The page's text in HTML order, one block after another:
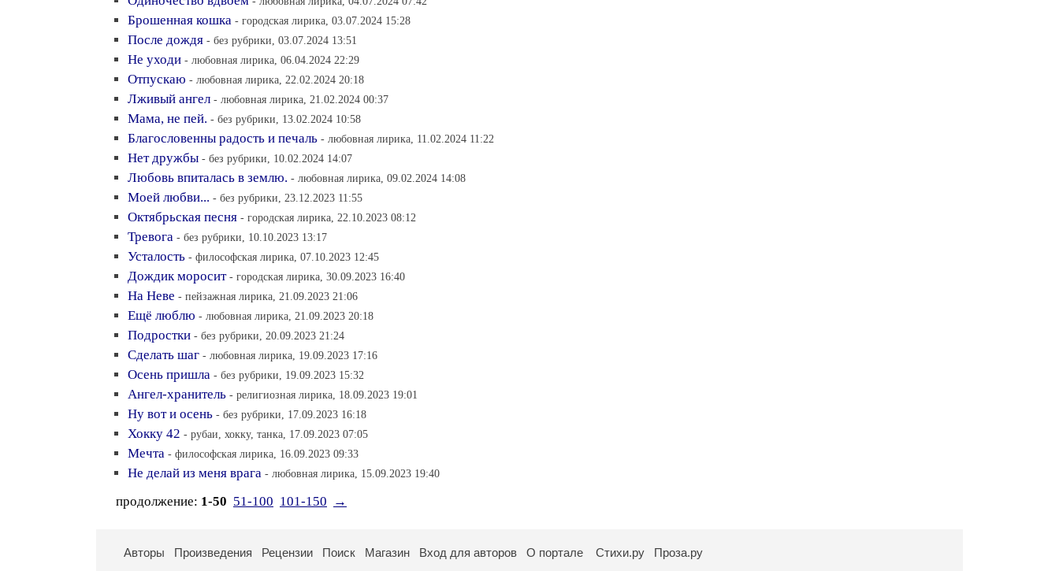
Брошенная кошка - городская лирика, 03.07.2024 15:28
После дождя - без рубрики, 03.07.2024 13:51
Не уходи - любовная лирика, 06.04.2024 22:29
Отпускаю - любовная лирика, 22.02.2024 20:18
Лживый ангел - любовная лирика, 21.02.2024 00:37
Мама, не пей. - без рубрики, 13.02.2024 10:58
Благословенны радость и печаль - любовная лирика, 11.02.2024 11:22
Нет дружбы - без рубрики, 10.02.2024 14:07
Любовь впиталась в землю. - любовная лирика, 09.02.2024 14:08
Моей любви... - без рубрики, 23.12.2023 11:55
Октябрьская песня - городская лирика, 22.10.2023 08:12
Тревога - без рубрики, 10.10.2023 13:17
Усталость - философская лирика, 07.10.2023 12:45
Дождик моросит - городская лирика, 30.09.2023 16:40
На Неве - пейзажная лирика, 21.09.2023 21:06
Ещё люблю - любовная лирика, 21.09.2023 20:18
Подростки - без рубрики, 20.09.2023 21:24
Сделать шаг - любовная лирика, 19.09.2023 17:16
Осень пришла - без рубрики, 19.09.2023 15:32
Ангел-хранитель - религиозная лирика, 18.09.2023 19:01
Ну вот и осень - без рубрики, 17.09.2023 16:18
Хокку 42 - рубаи, хокку, танка, 17.09.2023 07:05
Мечта - философская лирика, 16.09.2023 09:33
Не делай из меня врага - любовная лирика, 15.09.2023 19:40
продолжение: 1-50 51-100 101-150 →
Авторы Произведения Рецензии Поиск Магазин Вход для авторов О портале Стихи.ру Проза.ру